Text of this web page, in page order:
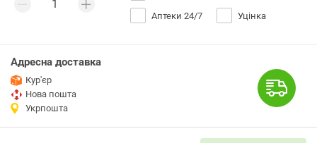
Аптеки 24/7 Уцінка
Адресна доставка
Кур'єр
Нова пошта
Укрпошта